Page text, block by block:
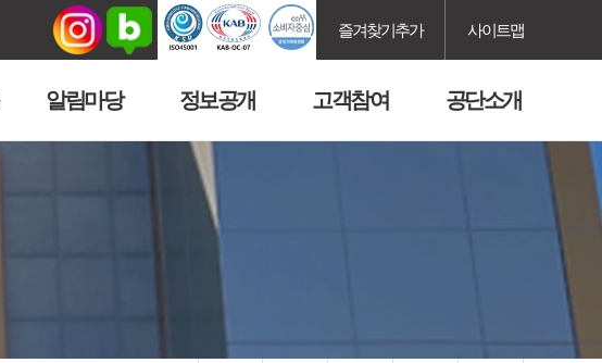
즐겨찾기추가 사이트맵
알림마당 정보공개 고객참여 공단소개